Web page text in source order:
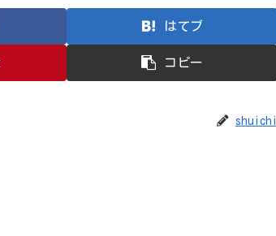
はてブ
コピー
shuichi